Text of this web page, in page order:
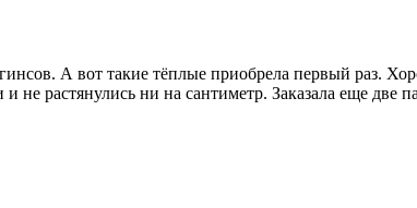
А вот такие тёплые приобрела первый раз.
не растянулись ни на сантиметр. Заказала еще две